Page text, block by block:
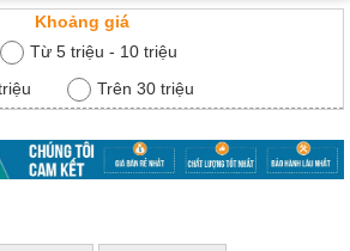
Khoảng giá
Từ 5 triệu - 10 triệu
Trên 30 triệu